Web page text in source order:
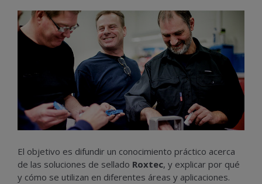
El objetivo es difundir un conocimiento práctico acerca
de las soluciones de sellado Roxtec, y explicar por qué
y cómo se utilizan en diferentes áreas y aplicaciones.